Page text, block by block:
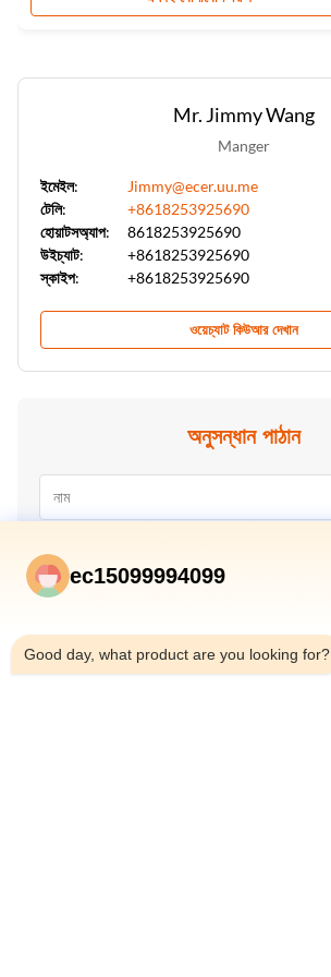
Mr. Jimmy Wang
Manger
ইমেইল:
Jimmy@ecer.uu.me
টেলি:
+8618253925690
হোয়াটসঅ্যাপ:
8618253925690
উইচ্যাট:
+8618253925690
স্কাইপ:
+8618253925690
ওয়েচ্যাট কিউআর দেখান
অনুসন্ধান পাঠান
ec15099994099
Good day, what product are you looking for?